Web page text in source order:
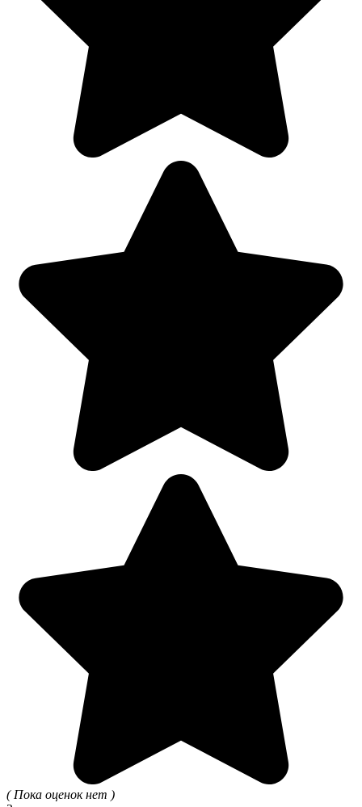
( Пока оценок нет )